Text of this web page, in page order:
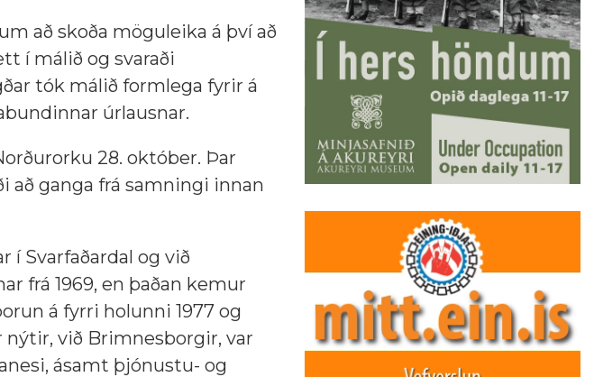
að skoða möguleika á því að
í málið og svaraði
tók málið formlega fyrir á
úrlausnar.
28. október. Þar
ganga frá samningi innan
Svarfaðardal og við
frá 1969, en þaðan kemur
á fyrri holunni 1977 og
við Brimnesborgir, var
ásamt þjónustu- og